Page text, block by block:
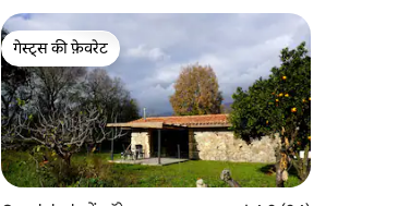
गेस्ट्स की फ़ेवरेट
गेस्ट्स की फ़ेवरेट